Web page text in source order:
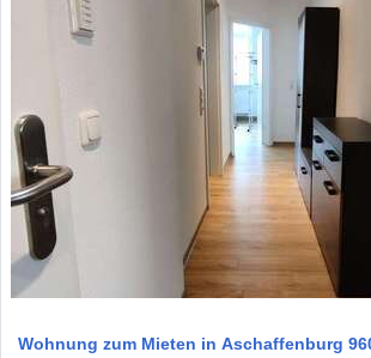
Wohnung zum Mieten in Aschaffenburg